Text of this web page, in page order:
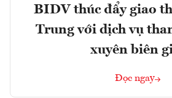
BIDV thúc đẩy giao
Trung với dịch vụ
xuyên biên
Đọc ngay